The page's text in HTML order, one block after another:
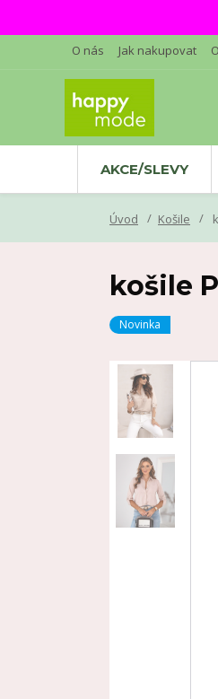
O nás Jak nakupovat
AKCE/SLEVY
Úvod Košile
košile
Novinka